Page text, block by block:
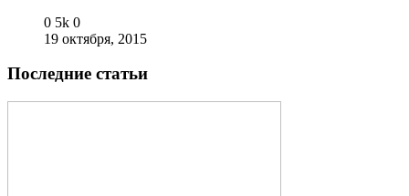
0 5k 0
19 октября, 2015
Последние статьи